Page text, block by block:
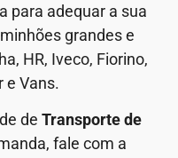
para adequar a sua
grandes e
HR, Iveco, Fiorino,
e Vans.
de Transporte de
fale com a